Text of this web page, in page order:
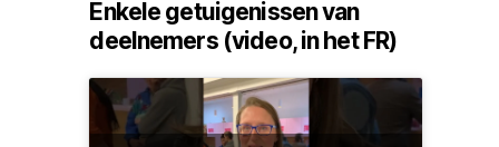
Enkele getuigenissen van
deelnemers (video, in het FR)